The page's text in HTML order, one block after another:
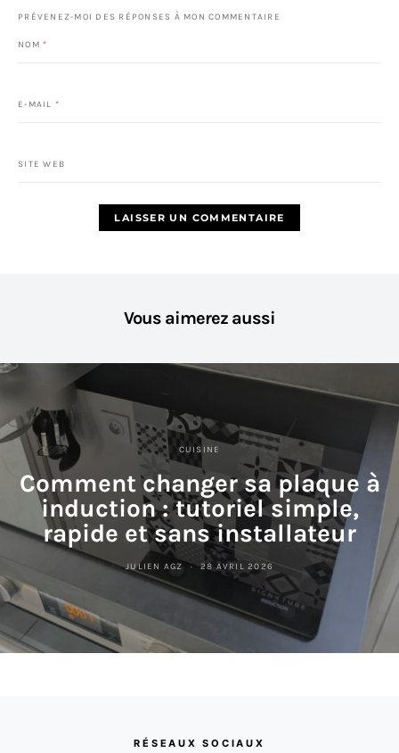
PRÉVENEZ-MOI DES RÉPONSES À MON COMMENTAIRE
NOM *
E-MAIL *
SITE WEB
Vous aimerez aussi
CUISINE
Comment changer sa plaque à
induction : tutoriel simple,
rapide et sans installateur
JULIEN AGZ 28 AVRIL 2026
RÉSEAUX SOCIAUX